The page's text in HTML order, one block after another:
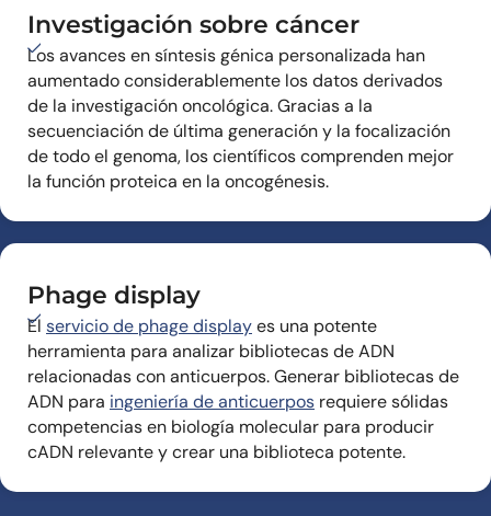
Investigación sobre cáncer
Los avances en síntesis génica personalizada han
aumentado considerablemente los datos derivados
de la investigación oncológica. Gracias a la
secuenciación de última generación y la focalización
de todo el genoma, los científicos comprenden mejor
la función proteica en la oncogénesis.
Phage display
El servicio de phage displayes una potente
herramienta para analizar bibliotecas de ADN
relacionadas con anticuerpos. Generar bibliotecas de
ADN para ingeniería de anticuerpos requiere sólidas
competencias en biología molecular para producir
cADN relevante y crear una biblioteca potente.